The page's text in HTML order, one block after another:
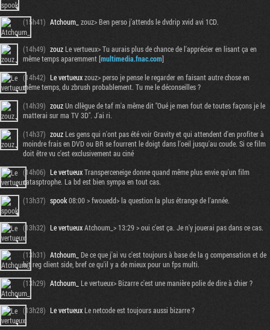
(15h41) Atchoum_ zouz> Ben perso j'attends le dvdrip xvid avi 1CD.
(14h49) zouzLe vertueux> Tu aurais plus de chance de l'apprécier en lisant ça en
même temps aparemment [multimedia.fnac.com]
(14h42) Le vertueuxzouz> perso je pense le regarder en faisant autre chose en
même temps, du zbrush probablement. Tu me le déconseilles ?
(14h39) zouzUn cllègue de taf m'a même dit "Oué je men fout de toutes façons je le
matterai sur ma TV 3D". J'ai ri.
(14h37) zouzLes gens qui n'ont pas été voir Gravity et qui attendent d'en profiter à
moindre frais en DVD ou BR se fourrent le doigt dans l'oeil jusqu'au coude. Si ce film
doit être vu c'est exclusivement au ciné
(14h06) Le vertueuxTransperceneige donne quand même plus envie qu'un film
catasptrophe. La bd est bien sympa en tout cas.
(13h37) spook08:00 > fwouedd> la question la plus étrange de l'année.
(13h32) Le vertueuxAtchoum_> 13:29 > oui c'est ça. Je n'y jouerai pas dans ce cas.
(13h31) Atchoum_ De ce que j'ai vu c'est toujours à base de la g compensation et de
hit reg client side, bref ce qu'il y a de mieux pour un fps multi.
(13h29) Atchoum_ Le vertueux> Bizarre c'est une manière polie de dire à chier ?
(13h28) Le vertueuxLe netcode est toujours aussi bizarre ?